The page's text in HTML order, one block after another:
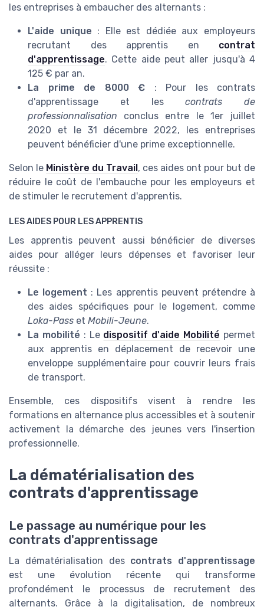
les entreprises à embaucher des alternants :
L'aide unique : Elle est dédiée aux employeurs
recrutant des apprentis en contrat
d'apprentissage. Cette aide peut aller jusqu'à 4
125 € par an.
La prime de 8000 € : Pour les contrats
d'apprentissage et lescontrats de
professionnalisation conclus entre le 1er juillet
2020 et le 31 décembre 2022, les entreprises
peuvent bénéficier d'une prime exceptionnelle.
Selon le Ministère du Travail , ces aides ont pour but de
réduire le coût de l'embauche pour les employeurs et
de stimuler le recrutement d'apprentis.
LES AIDES POUR LES APPRENTIS
Les apprentis peuvent aussi bénéficier de diverses
aides pour alléger leurs dépenses et favoriser leur
réussite :
Le logement : Les apprentis peuvent prétendre à
des aides spécifiques pour le logement, comme
Loka-Pass et Mobili-Jeune.
La mobilité : Le dispositif d'aide Mobilité permet
aux apprentis en déplacement de recevoir une
enveloppe supplémentaire pour couvrir leurs frais
de transport.
Ensemble, ces dispositifs visent à rendre les
formations en alternance plus accessibles et à soutenir
activement la démarche des jeunes vers l'insertion
professionnelle.
La dématérialisation des
contrats d'apprentissage
Le passage au numérique pour les
contrats d'apprentissage
La dématérialisation des contrats d'apprentissage
est une évolution récente qui transforme
profondément le processus de recrutement des
alternants. Grâce à la digitalisation, de nombreux